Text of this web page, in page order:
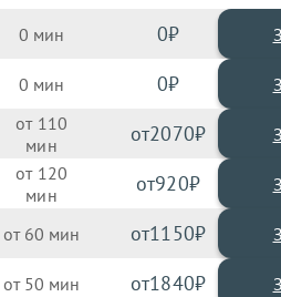
0 0
0 0
110 2070
120 920
60 1150
50 1840